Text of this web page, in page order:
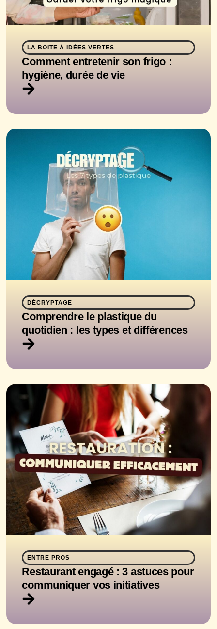
LA BOITE À IDÉES VERTES
Comment entretenir son frigo :
hygiène, durée de vie
DÉCRYPTAGE
Comprendre le plastique du
quotidien : les types et différences
ENTRE PROS
Restaurant engagé : 3 astuces pour
communiquer vos initiatives